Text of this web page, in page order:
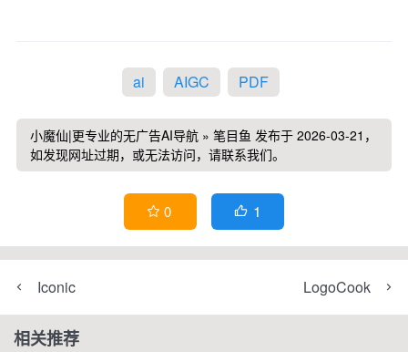
ai AIGC PDF
小魔仙|更专业的无广告AI导航 » 笔目鱼 发布于 2026-03-21，
如发现网址过期，或无法访问，请联系我们。
 0  1
Iconic LogoCook
相关推荐